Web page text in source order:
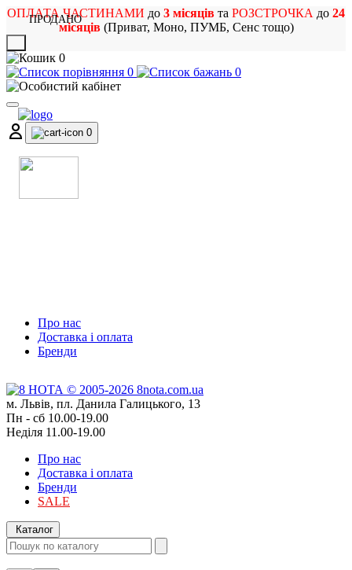
ОПЛАТА ЧАСТИНАМИ до 3 місяців та РОЗСТРОЧКА до 24
місяців(Приват, Моно, ПУМБ, Сенс тощо)
0
0
0
0
Про нас
Доставка і оплата
Бренди
м. Львів, пл. Данила Галицького, 13
Пн - сб 10.00-19.00
Неділя 11.00-19.00
Про нас
Доставка і оплата
Бренди
SALE
Каталог
ПРОДАНО